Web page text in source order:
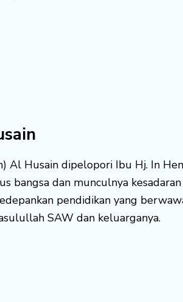
Al Husain dipelopori Ibu Hj. In
bangsa dan munculnya
pendidikan yang
SAW dan keluarganya.